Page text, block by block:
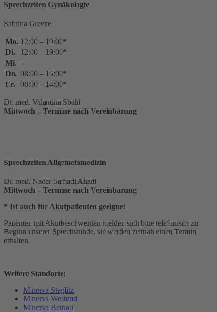
Sprechzeiten Gynäkologie
Sabrina Greene
Mo. 12:00 – 19:00*
Di.
12:00 – 19:00*
Mi. –
Do. 08:00 – 15:00*
Fr.
08:00 – 14:00*
Dr. med. Valantina Sbahi
Mittwoch – Termine nach Vereinbarung
Sprechzeiten Allgemeinmedizin
Dr. med. Nader Samadi Ahadi
Mittwoch – Termine nach Vereinbarung
* Ist auch für Akutpatienten geeignet
Patienten mit Akutbeschwerden melden sich bitte telefonisch zu
Beginn unserer Sprechstunde, sie werden zeitnah einen Termin
erhalten.
Weitere Standorte:
Minerva Steglitz
Minerva Westend
Minerva Bernau